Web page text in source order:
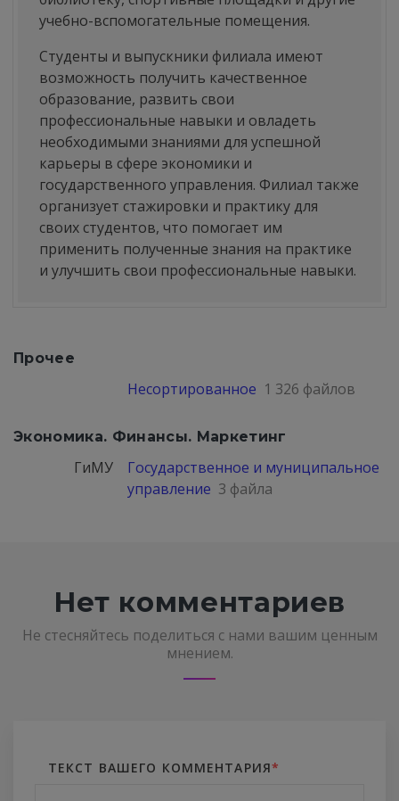
учебно-вспомогательные помещения.
Студенты и выпускники филиала имеют
возможность получить качественное
образование, развить свои
профессиональные навыки и овладеть
необходимыми знаниями для успешной
карьеры в сфере экономики и
государственного управления. Филиал также
организует стажировки и практику для
своих студентов, что помогает им
применить полученные знания на практике
и улучшить свои профессиональные навыки.
Прочее
Несортированное 1 326 файлов
Экономика. Финансы. Маркетинг
ГиМУ
Государственное и муниципальное
управление 3 файла
Нет комментариев
Не стесняйтесь поделиться с нами вашим ценным
мнением.
ТЕКСТ ВАШЕГО КОММЕНТАРИЯ*